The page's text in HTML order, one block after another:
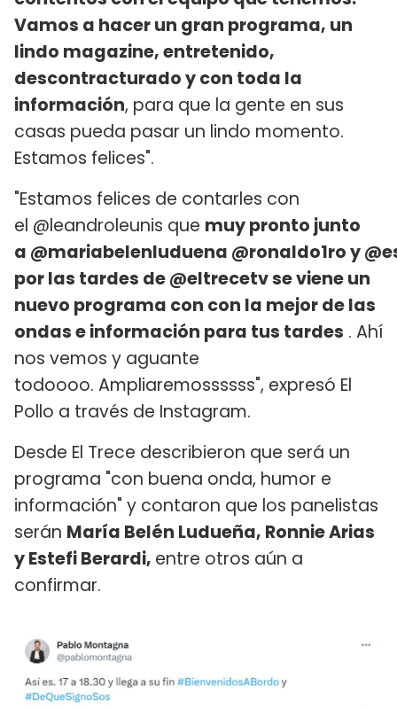
Vamos a hacer un gran programa, un
lindo magazine, entretenido,
descontracturado y con toda la
información, para que la gente en sus
casas pueda pasar un lindo momento.
Estamos felices".
"Estamos felices de contarles con
el @leandroleunis que muy pronto junto
a @mariabelenluduena @ronaldo1ro y
por las tardes de @eltrecetv se viene un
nuevo programa con con la mejor de las
ondas e información para tus tardes . Ahí
nos vemos y aguante
todoooo. Ampliaremossssss", expresó El
Pollo a través de Instagram.
Desde El Trece describieron que será un
programa "con buena onda, humor e
información" y contaron que los panelistas
serán María Belén Ludueña, Ronnie Arias
y Estefi Berardi, entre otros aún a
confirmar.